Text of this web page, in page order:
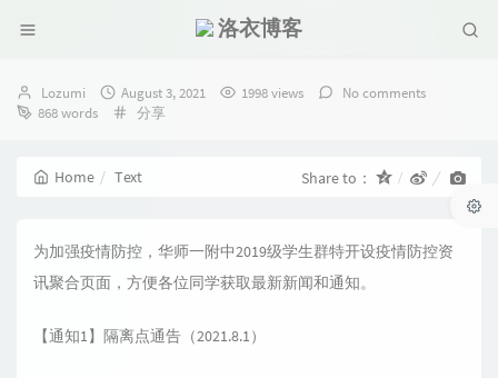
洛衣博客
Author：
Lozumi
发
布
August 3, 2021 1998 views
No comments
868 words
Categories：
分享
Home Text Share to：
为加强疫情防控，华师一附中2019级学生群特开设疫情防控资
讯聚合页面，方便各位同学获取最新新闻和通知。
【通知1】隔离点通告（2021.8.1）